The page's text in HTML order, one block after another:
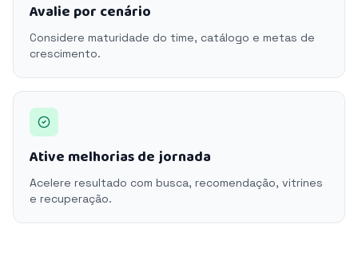
Avalie por cenário
Considere maturidade do time, catálogo e metas de
crescimento.
Ative melhorias de jornada
Acelere resultado com busca, recomendação, vitrines
e recuperação.